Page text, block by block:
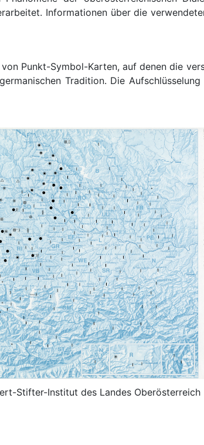
Informationen über die
Punkt-Symbol-Karten, auf denen die
Tradition. Die
Stifter-Institut des Landes Oberösterreich